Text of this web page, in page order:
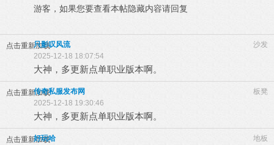
游客，如果您要查看本帖隐藏内容请回复
点击重新加载 沙发
只影叹风流
2025-12-18 18:07:54
大神，多更新点单职业版本啊。
点击重新加载 板凳
传奇私服发布网
2025-12-18 19:30:46
大神，多更新点单职业版本啊。
点击重新加载 地板
好玩哈